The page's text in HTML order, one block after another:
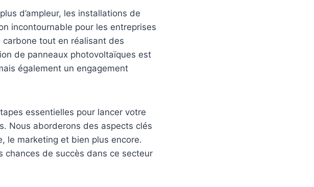
d’ampleur, les installations de
incontournable pour les entreprises
tout en réalisant des
de panneaux photovoltaïques est
également un engagement
essentielles pour lancer votre
Nous aborderons des aspects clés
le marketing et bien plus encore.
chances de succès dans ce secteur